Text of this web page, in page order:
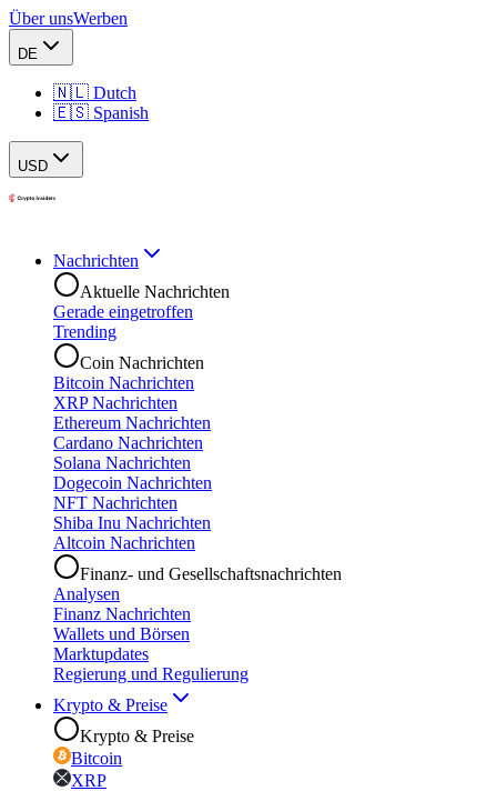
Über unsWerben
DE
🇳🇱 Dutch
🇪🇸 Spanish
USD
Nachrichten
Aktuelle Nachrichten
Gerade eingetroffen
Trending
Coin Nachrichten
Bitcoin Nachrichten
XRP Nachrichten
Ethereum Nachrichten
Cardano Nachrichten
Solana Nachrichten
Dogecoin Nachrichten
NFT Nachrichten
Shiba Inu Nachrichten
Altcoin Nachrichten
Finanz- und Gesellschaftsnachrichten
Analysen
Finanz Nachrichten
Wallets und Börsen
Marktupdates
Regierung und Regulierung
Krypto & Preise
Krypto & Preise
Bitcoin
XRP